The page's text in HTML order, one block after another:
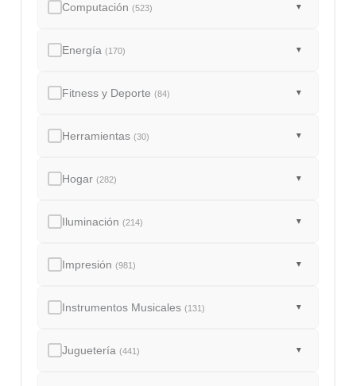
Computación(523) ▼
Energía(170) ▼
Fitness y Deporte(84) ▼
Herramientas(30) ▼
Hogar(282) ▼
Iluminación(214) ▼
Impresión(981) ▼
Instrumentos Musicales(131) ▼
Juguetería(441) ▼